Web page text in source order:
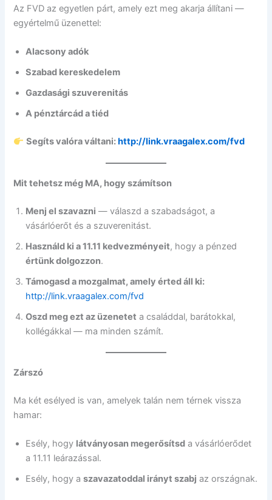
Az FVD az egyetlen párt, amely ezt meg akarja állítani —
egyértelmű üzenettel:
Alacsony adók
Szabad kereskedelem
Gazdasági szuverenitás
A pénztárcád a tiéd
Segíts valóra váltani:http://link.vraagalex.com/fvd
Mit tehetsz még MA, hogy számítson
Menj el szavazni — válaszd a szabadságot, a
vásárlóerőt és a szuverenitást.
Használd ki a 11.11 kedvezményeit, hogy a pénzed
értünk dolgozzon.
Támogasd a mozgalmat, amely érted áll ki:
http://link.vraagalex.com/fvd
Oszd meg ezt az üzenetet a családdal, barátokkal,
kollégákkal — ma minden számít.
Zárszó
Ma két esélyed is van, amelyek talán nem térnek vissza
hamar:
Esély, hogy látványosan megerősítsd a vásárlóerődet
a 11.11 leárazással.
Esély, hogy aszavazatoddal irányt szabj az országnak.